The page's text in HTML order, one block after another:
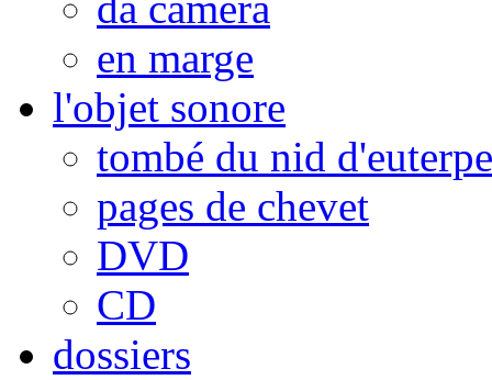
en marge
l'objet sonore
tombé du nid d'euterpe
pages de chevet
DVD
CD
dossiers